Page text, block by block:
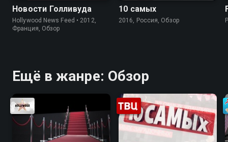
Новости Голливуда
Hollywood News Feed • 2012,
Франция, Обзор
10 самых
2016, Россия, Обзор
Ещё в жанре: Обзор